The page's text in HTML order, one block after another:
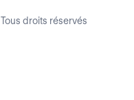
Tous droits réservés